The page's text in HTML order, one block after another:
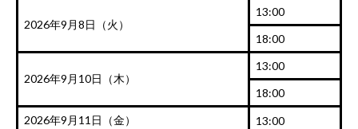
2026年9月8日（火）
13:00
18:00
2026年9月10日（木）
13:00
18:00
2026年9月11日（金）
13:00